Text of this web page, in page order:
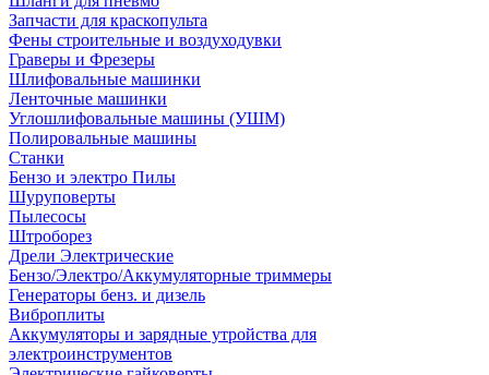
Запчасти для краскопульта
Фены строительные и воздуходувки
Граверы и Фрезеры
Шлифовальные машинки
Ленточные машинки
Углошлифовальные машины (УШМ)
Полировальные машины
Станки
Бензо и электро Пилы
Шуруповерты
Пылесосы
Штроборез
Дрели Электрические
Бензо/Электро/Аккумуляторные триммеры
Генераторы бенз. и дизель
Виброплиты
Аккумуляторы и зарядные утройства для
электроинструментов